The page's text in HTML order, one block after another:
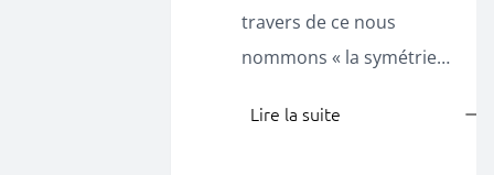
travers de ce nous
nommons « la symétrie…
Lire la suite